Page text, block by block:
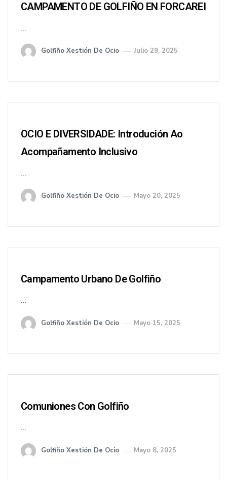
CAMPAMENTO DE GOLFIÑO EN FORCAREI
…
Golfiño Xestión De Ocio Julio 29, 2025
OCIO E DIVERSIDADE: Introdución Ao
Acompañamento Inclusivo
…
Golfiño Xestión De Ocio Mayo 20, 2025
Campamento Urbano De Golfiño
…
Golfiño Xestión De Ocio Mayo 15, 2025
Comuniones Con Golfiño
…
Golfiño Xestión De Ocio Mayo 8, 2025